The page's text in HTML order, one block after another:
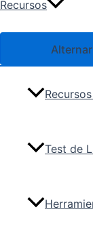
Recursos
Test de